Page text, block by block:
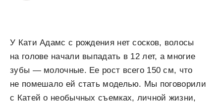
У Кати Адамс с рождения нет сосков, волосы
на голове начали выпадать в 12 лет, а многие
зубы — молочные. Ее рост всего 150 см, что
не помешало ей стать моделью. Мы поговорили
с Катей о необычных съемках, личной жизни,